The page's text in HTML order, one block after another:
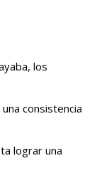
los
consistencia
lograr una